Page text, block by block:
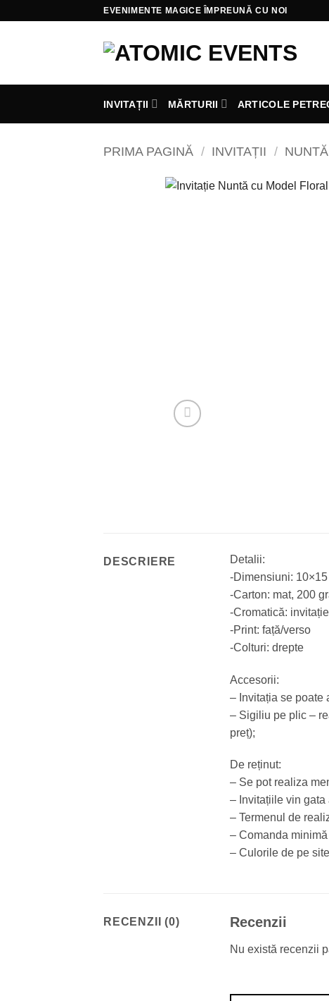
EVENIMENTE MAGICE ÎMPREUNĂ CU NOI
INVITAȚII MĂRTURII ARTICOLE
PRIMA PAGINĂ / INVITAȚII / NUNTĂ
DESCRIERE
Detalii:
-Dimensiuni:
-Carton: mat, 200
-Cromatică:
-Print: față/verso
-Colturi: drepte
Accesorii:
– Invitația se poate
– Sigiliu pe plic –
preț);
De reținut:
– Se pot realiza
– Invitațiile vin gata
– Termenul de
– Comanda
– Culorile de pe
RECENZII (0) Recenzii
Nu există recenzii